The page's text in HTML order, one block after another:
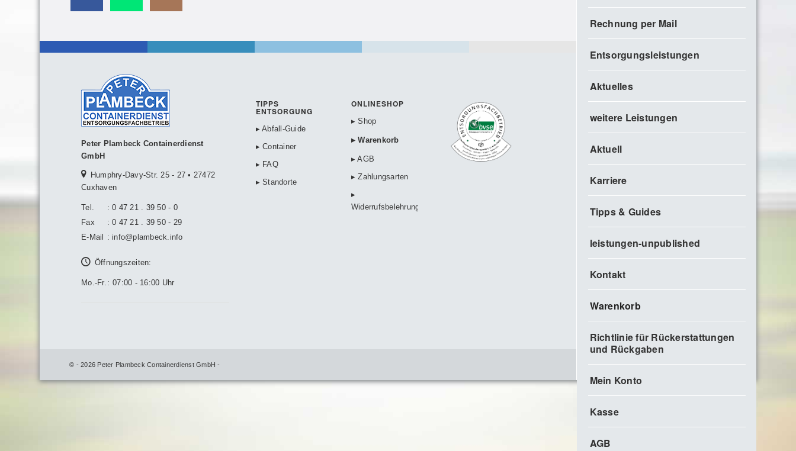
Rechnung per Mail
Entsorgungsleistungen
Aktuelles
weitere Leistungen
Aktuell
Karriere
Tipps & Guides
leistungen-unpublished
Kontakt
Warenkorb
Richtlinie für Rückerstattungen
und Rückgaben
Mein Konto
Kasse
AGB
Peter Plambeck Containerdienst
GmbH
Humphry-Davy-Str. 25 - 27 • 27472
Cuxhaven
Tel. : 0 47 21 . 39 50 - 0
Fax
: 0 47 21 . 39 50 - 29
E-Mail
: info@plambeck.info
Öffnungszeiten:
Mo.-Fr. : 07:00 - 16:00 Uhr
TIPPS
ENTSORGUNG
▸ Abfall-Guide
▸ Container
▸ FAQ
▸ Standorte
ONLINESHOP
▸ Shop
▸ Warenkorb
▸ AGB
▸ Zahlungsarten
▸
Widerrufsbelehrung
© - 2026 Peter Plambeck Containerdienst GmbH -